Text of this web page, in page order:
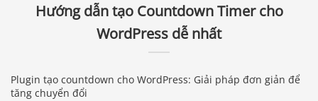
Hướng dẫn tạo Countdown Timer cho
WordPress dễ nhất
Plugin tạo countdown cho WordPress: Giải pháp đơn giản để
tăng chuyển đổi